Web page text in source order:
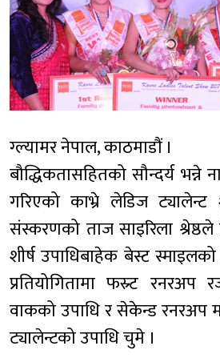
ग्ल्यामर नेपाल, काठमाडौं ।
बौद्धिकतासहितको सौन्दर्य भन्ने
गरिएको काभ्रे लेडिज
संस्करणको ताज साइरिला
शीर्ष उपाधिबाहेक बेस्ट
प्रतियोगितामा फस्र्ट रनरअप
वाकको उपाधि र सेकेन्ड रनरअप
ट्यालेन्टको उपाधि चुमे ।